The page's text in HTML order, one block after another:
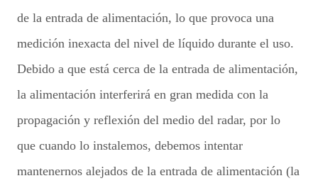
de la entrada de alimentación, lo que provoca una
medición inexacta del nivel de líquido durante el uso.
Debido a que está cerca de la entrada de alimentación,
la alimentación interferirá en gran medida con la
propagación y reflexión del medio del radar, por lo
que cuando lo instalemos, debemos intentar
mantenernos alejados de la entrada de alimentación (la